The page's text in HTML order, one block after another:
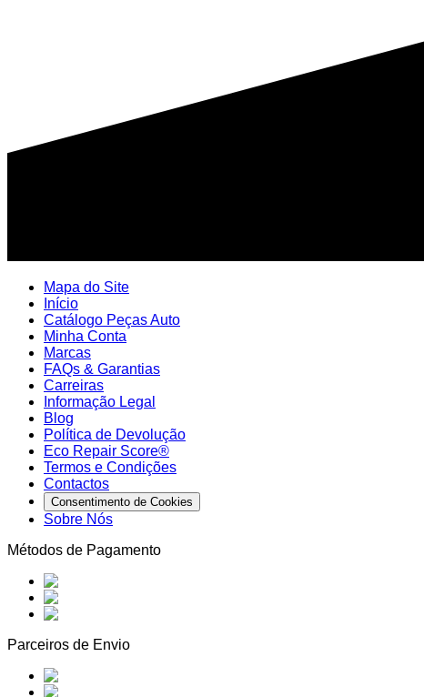
Mapa do Site
Início
Catálogo Peças Auto
Minha Conta
Marcas
FAQs & Garantias
Carreiras
Informação Legal
Blog
Política de Devolução
Eco Repair Score®
Termos e Condições
Contactos
Consentimento de Cookies
Sobre Nós
Métodos de Pagamento
Parceiros de Envio